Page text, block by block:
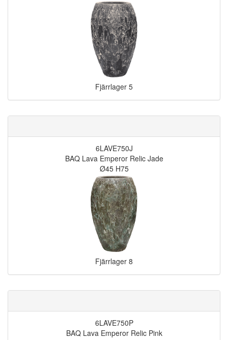
Fjärrlager 5
6LAVE750J
BAQ Lava Emperor Relic Jade
Ø45 H75
Fjärrlager 8
6LAVE750P
BAQ Lava Emperor Relic Pink